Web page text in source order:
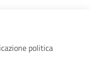
politica